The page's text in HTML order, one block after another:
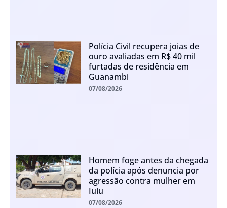
Polícia Civil recupera joias de
ouro avaliadas em R$ 40 mil
furtadas de residência em
Guanambi
07/08/2026
Homem foge antes da chegada
da polícia após denuncia por
agressão contra mulher em
Iuiu
07/08/2026